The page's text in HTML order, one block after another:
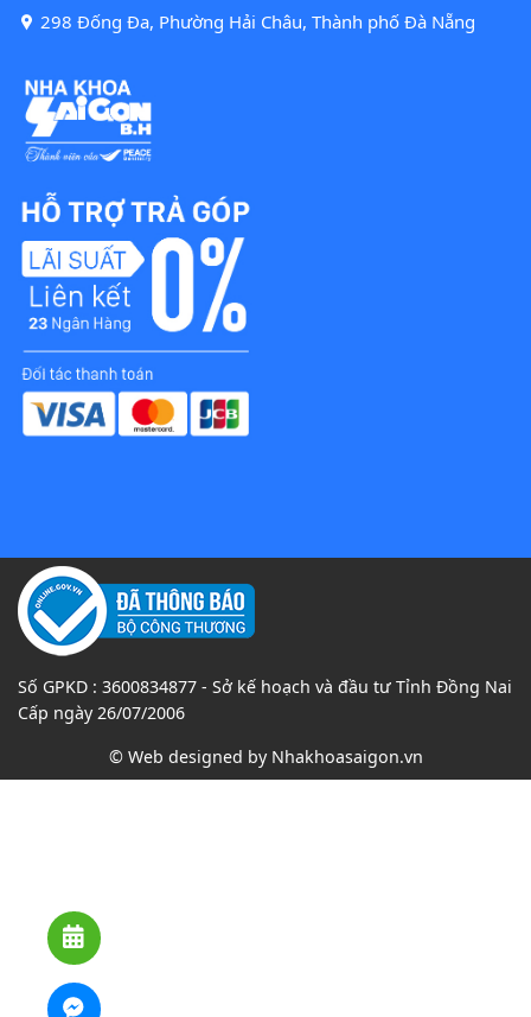
298 Đống Đa, Phường Hải Châu, Thành phố Đà Nẵng
Số GPKD : 3600834877 - Sở kế hoạch và đầu tư Tỉnh Đồng Nai
Cấp ngày 26/07/2006
© Web designed by Nhakhoasaigon.vn